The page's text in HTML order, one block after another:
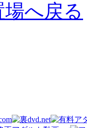
へ戻る